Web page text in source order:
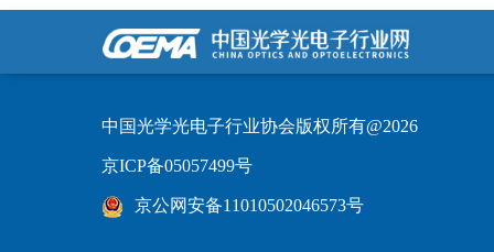
中国光学光电子行业协会版权所有@2026
京ICP备05057499号
京公网安备11010502046573号